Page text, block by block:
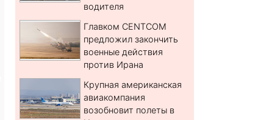
водителя
Главком CENTCOM
предложил закончить
военные действия
против Ирана
Крупная американская
авиакомпания
возобновит полеты в